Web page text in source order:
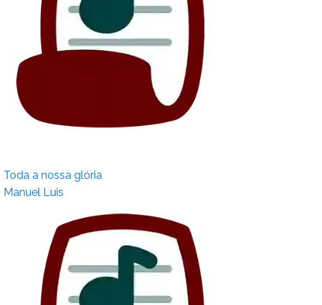
Toda a nossa glória
Manuel Luis